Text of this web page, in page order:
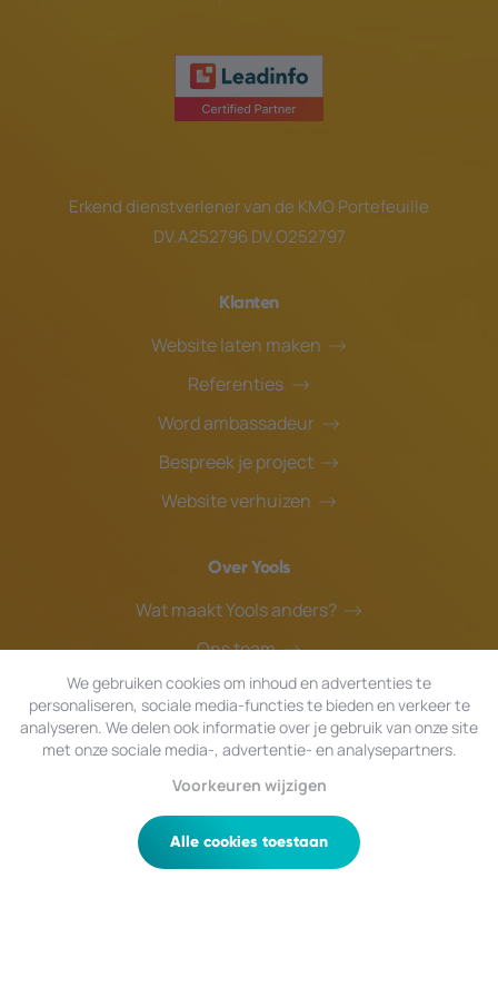
Erkend dienstverlener van de KMO Portefeuille
DV.A252796 DV.O252797
Klanten
Website laten maken
Referenties
Word ambassadeur
Bespreek je project
Website verhuizen
Over Yools
Wat maakt Yools anders?
Ons team
Blog
Helpdesk
© 2026 Yools | Alle rechten voorbehouden.
We gebruiken cookies om inhoud en advertenties te
personaliseren, sociale media-functies te bieden en verkeer te
analyseren. We delen ook informatie over je gebruik van onze site
met onze sociale media-, advertentie- en analysepartners.
Voorkeuren wijzigen
Alle cookies toestaan